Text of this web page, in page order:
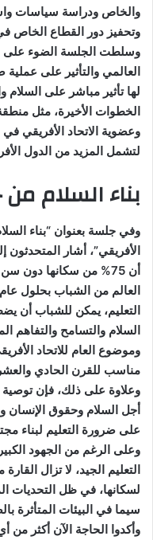
والخاص ودراسة سياسات
وتحفيز دور القطاع الخاص
وسلطت الجلسة الضوء على
العالمي والتأثير على عملية
لها تأثير مباشر على السلام
الخطوات الأخيرة، مثل منطقة
وعضوية الاتحاد الأفريقي
لتشمل المزيد من الدول
بناء السلام
وفي جلسة بعنوان “بناء
الأفريقي”، أشار المتحدثون
التعليم، يمكن للشباب أن
مناسب للقرن الحادي
وعلاوة على ذلك، فإن توصية
أجل السلام وحقوق الإنسان
على ضرورة التعليم لبناء
وعلى الرغم من الجهود
التعليم الجيد، لا تزال
لسكانها، في ظل التحديات
سيما في البيئات المتأثرة
وأكدوا الحاجة الآن أكثر